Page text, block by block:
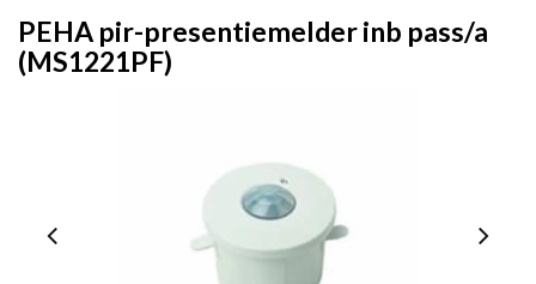
PEHA pir-presentiemelder inb pass/a
(MS1221PF)